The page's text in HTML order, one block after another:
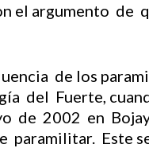
el argumento de
de los
del Fuerte,
de 2002 en
paramilitar. Este